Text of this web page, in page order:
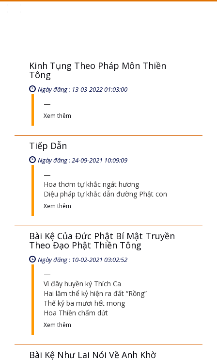
Kinh Tụng Theo Pháp Môn Thiền
Tông
Ngày đăng : 13-03-2022 01:03:00
Xem thêm
Tiếp Dẫn
Ngày đăng : 24-09-2021 10:09:09
Hoa thơm tự khắc ngát hương
Diệu pháp tự khắc dẫn đường Phật con
Xem thêm
Bài Kệ Của Đức Phật Bí Mật Truyền
Theo Đạo Phật Thiền Tông
Ngày đăng : 10-02-2021 03:02:52
Vì đây huyền ký Thích Ca
Hai lăm thể kỷ hiện ra đất “Rồng”
Thế kỷ ba mươi hết mong
Hoa Thiền chấm dứt
Xem thêm
Bài Kệ Như Lai Nói Về Anh Khờ